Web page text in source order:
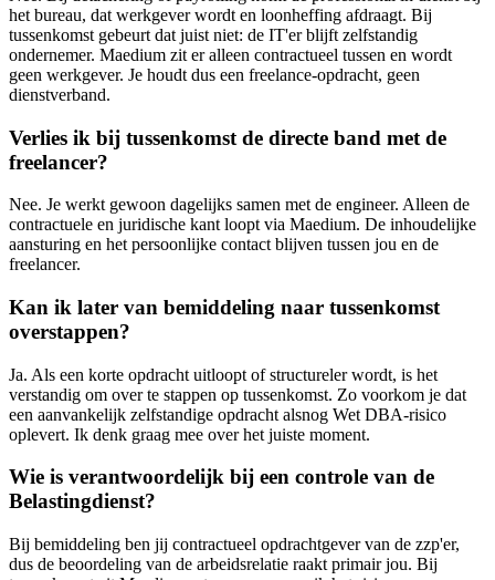
het bureau, dat werkgever wordt en loonheffing afdraagt. Bij
tussenkomst gebeurt dat juist niet: de IT'er blijft zelfstandig
ondernemer. Maedium zit er alleen contractueel tussen en wordt
geen werkgever. Je houdt dus een freelance-opdracht, geen
dienstverband.
Verlies ik bij tussenkomst de directe band met de
freelancer?
Nee. Je werkt gewoon dagelijks samen met de engineer. Alleen de
contractuele en juridische kant loopt via Maedium. De inhoudelijke
aansturing en het persoonlijke contact blijven tussen jou en de
freelancer.
Kan ik later van bemiddeling naar tussenkomst
overstappen?
Ja. Als een korte opdracht uitloopt of structureler wordt, is het
verstandig om over te stappen op tussenkomst. Zo voorkom je dat
een aanvankelijk zelfstandige opdracht alsnog Wet DBA-risico
oplevert. Ik denk graag mee over het juiste moment.
Wie is verantwoordelijk bij een controle van de
Belastingdienst?
Bij bemiddeling ben jij contractueel opdrachtgever van de zzp'er,
dus de beoordeling van de arbeidsrelatie raakt primair jou. Bij